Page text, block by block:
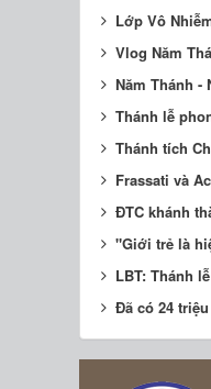
Lớp Vô
Vlog Năm
Năm Thánh -
Thánh lễ
Thánh tích
Frassati và
ĐTC khánh
"Giới trẻ là
LBT: Thánh
Đã có 24